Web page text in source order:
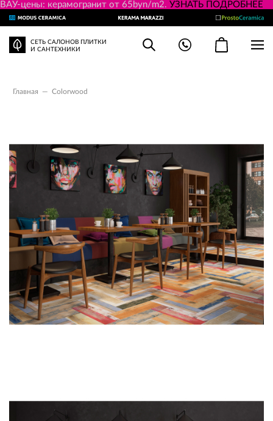
ВАУ-цены: керамогранит от 65byn/m2. УЗНАТЬ ПОДРОБНЕЕ
СЕТЬ САЛОНОВ ПЛИТКИ
И САНТЕХНИКИ
Главная — Colorwood